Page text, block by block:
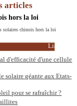
articles
hors la loi
solaires chinois hors la loi
Lire la suite
d'efficacité d'une cellule
solaire géante aux Etats-
pour se rafraîchir ?